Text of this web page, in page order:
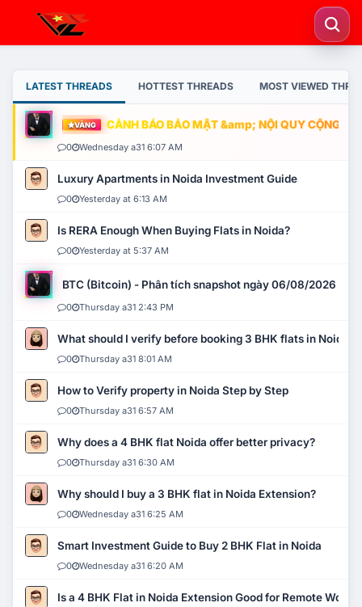
LATEST THREADS HOTTEST THREADS MOST VIEWED
VÀNG CẢNH BÁO BẢO MẬT &amp; NỘI QUY CỘNG
0 Wednesday a31 6:07 AM
Luxury Apartments in Noida Investment Guide
0 Yesterday at 6:13 AM
Is RERA Enough When Buying Flats in Noida?
0 Yesterday at 5:37 AM
BTC (Bitcoin) - Phân tích snapshot ngày 06/08/2026
0 Thursday a31 2:43 PM
What should I verify before booking 3 BHK flats in Noida?
0 Thursday a31 8:01 AM
How to Verify property in Noida Step by Step
0 Thursday a31 6:57 AM
Why does a 4 BHK flat Noida offer better privacy?
0 Thursday a31 6:30 AM
Why should I buy a 3 BHK flat in Noida Extension?
0 Wednesday a31 6:25 AM
Smart Investment Guide to Buy 2 BHK Flat in Noida
0 Wednesday a31 6:20 AM
Is a 4 BHK Flat in Noida Extension Good for Remote Work?